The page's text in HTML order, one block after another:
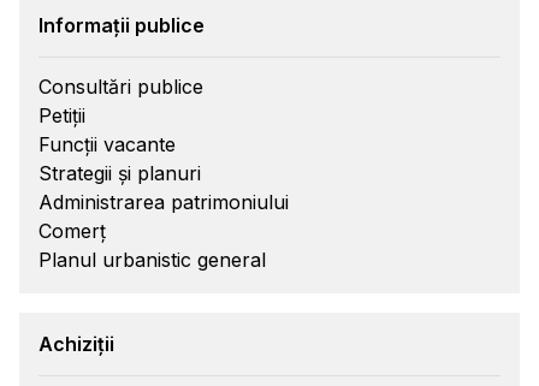
Informații publice
Consultări publice
Petiții
Funcții vacante
Strategii și planuri
Administrarea patrimoniului
Comerț
Planul urbanistic general
Achiziții